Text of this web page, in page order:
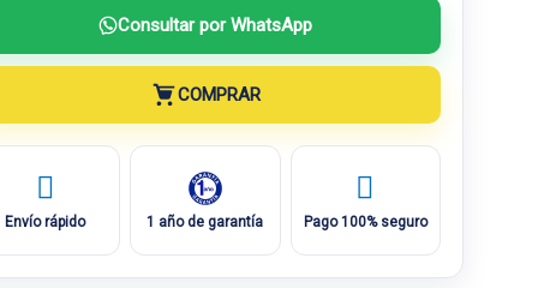
Consultar por WhatsApp
COMPRAR
Envío rápido 1 año de garantía Pago 100% seguro